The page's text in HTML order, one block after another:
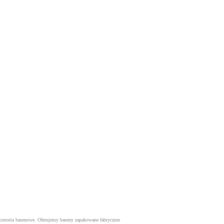
basenowe. Oferujemy baseny zapakowane fabrycznie